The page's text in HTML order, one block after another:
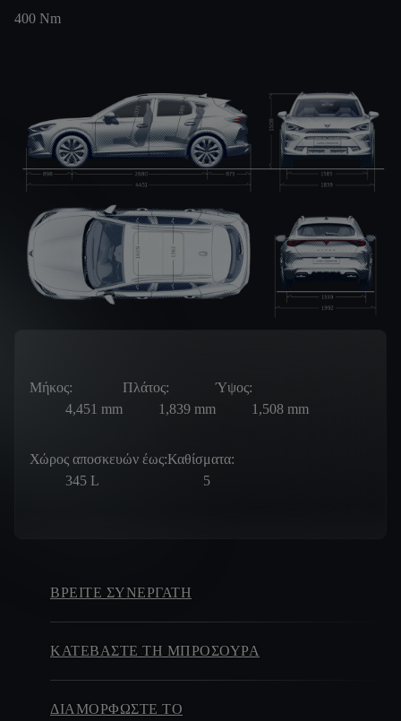
400 Nm
Μήκος:
4,451 mm
Πλάτος:
1,839 mm
Ύψος:
1,508 mm
Χώρος αποσκευών έως:
345 L
Καθίσματα:
5
ΒΡΕΊΤΕ ΣΥΝΕΡΓΆΤΗ
ΚΑΤΕΒΑΣΤΕ ΤΗ ΜΠΡΟΣΟΎΡΑ
ΔΙΑΜΟΡΦΏΣΤΕ ΤΟ